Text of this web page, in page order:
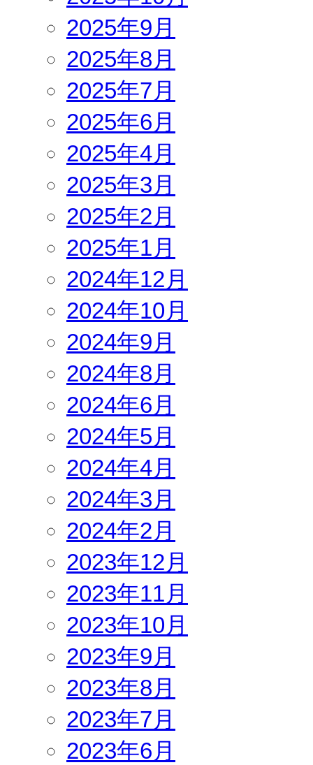
2025年9月
2025年8月
2025年7月
2025年6月
2025年4月
2025年3月
2025年2月
2025年1月
2024年12月
2024年10月
2024年9月
2024年8月
2024年6月
2024年5月
2024年4月
2024年3月
2024年2月
2023年12月
2023年11月
2023年10月
2023年9月
2023年8月
2023年7月
2023年6月